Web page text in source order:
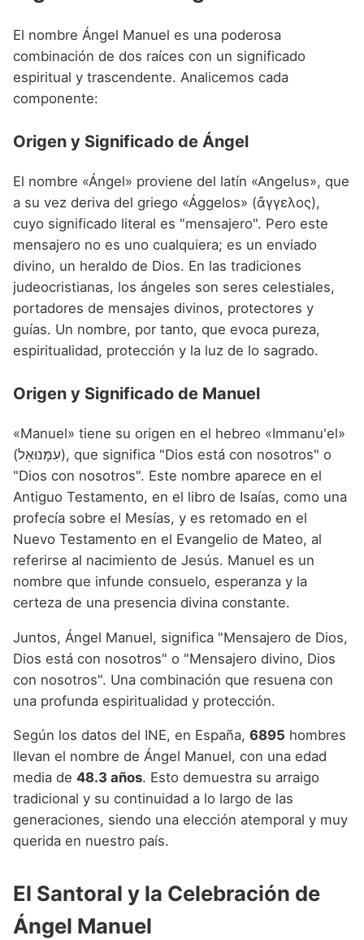
Nombres de niño que empiezan por P
Nombres de niño que empiezan por Q
Nombres de niño que empiezan por R
Nombres de niño que empiezan por S
Nombres de niño que empiezan por T
Nombres de niño que empiezan por V
Nombres de niño que empiezan por W
Nombres de niño que empiezan por X
Nombres de niño que empiezan por Y
Nombres de niño que empiezan por Z
Nombres de Niño Vascos
Nombres de Niño Rusos
Nombres de Niño Suecos
El nombre Ángel Manuel es una poderosa
combinación de dos raíces con un significado
espiritual y trascendente. Analicemos cada
componente:
Origen y Significado de Ángel
El nombre «Ángel» proviene del latín «Angelus», que
a su vez deriva del griego «Ággelos» (ἄγγελος),
cuyo significado literal es "mensajero". Pero este
mensajero no es uno cualquiera; es un enviado
divino, un heraldo de Dios. En las tradiciones
judeocristianas, los ángeles son seres celestiales,
portadores de mensajes divinos, protectores y
guías. Un nombre, por tanto, que evoca pureza,
espiritualidad, protección y la luz de lo sagrado.
Origen y Significado de Manuel
«Manuel» tiene su origen en el hebreo «Immanu'el»
(עִמָּנוּאֵל), que significa "Dios está con nosotros" o
"Dios con nosotros". Este nombre aparece en el
Antiguo Testamento, en el libro de Isaías, como una
profecía sobre el Mesías, y es retomado en el
Nuevo Testamento en el Evangelio de Mateo, al
referirse al nacimiento de Jesús. Manuel es un
nombre que infunde consuelo, esperanza y la
certeza de una presencia divina constante.
Juntos, Ángel Manuel, significa "Mensajero de Dios,
Dios está con nosotros" o "Mensajero divino, Dios
con nosotros". Una combinación que resuena con
una profunda espiritualidad y protección.
Según los datos del INE, en España, 6895 hombres
llevan el nombre de Ángel Manuel, con una edad
media de 48.3 años. Esto demuestra su arraigo
tradicional y su continuidad a lo largo de las
generaciones, siendo una elección atemporal y muy
querida en nuestro país.
El Santoral y la Celebración de
Ángel Manuel